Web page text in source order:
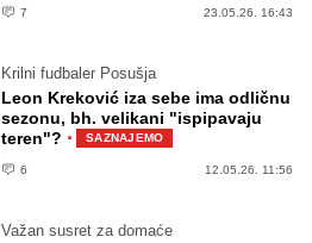
7 23.05.26. 16:43
Krilni fudbaler Posušja
Leon Kreković iza sebe ima odličnu
sezonu, bh. velikani "ispipavaju
teren"? · SAZNAJEMO
6 12.05.26. 11:56
Važan susret za domaće